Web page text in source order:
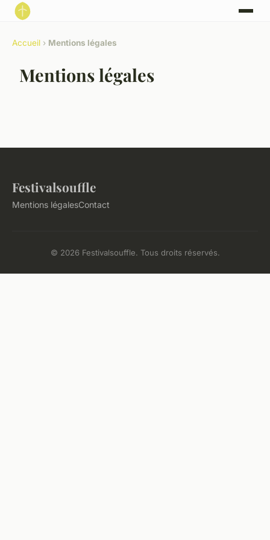
Accueil › Mentions légales
Mentions légales
Festivalsouffle
Mentions légalesContact
© 2026 Festivalsouffle. Tous droits réservés.